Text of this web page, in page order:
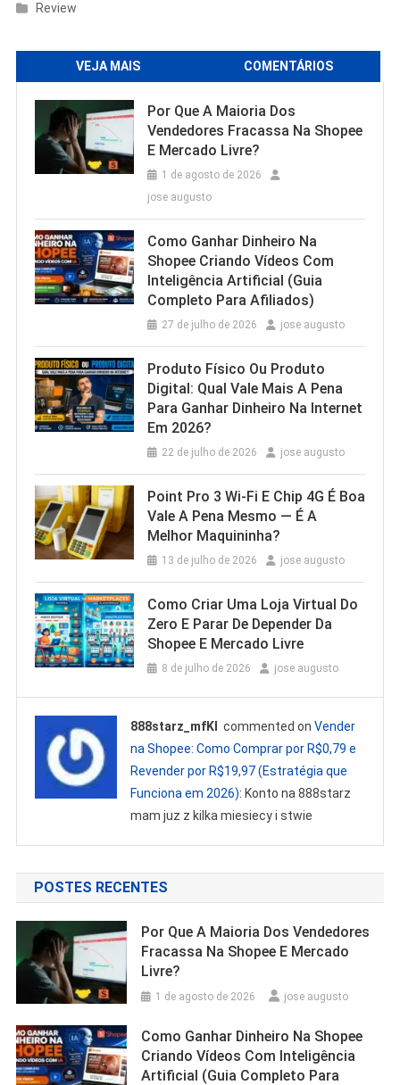
Review
VEJA MAIS COMENTÁRIOS
Por Que A Maioria Dos
Vendedores Fracassa Na Shopee
E Mercado Livre?
1 de agosto de 2026
jose augusto
Como Ganhar Dinheiro Na
Shopee Criando Vídeos Com
Inteligência Artificial (Guia
Completo Para Afiliados)
27 de julho de 2026 jose augusto
Produto Físico Ou Produto
Digital: Qual Vale Mais A Pena
Para Ganhar Dinheiro Na Internet
Em 2026?
22 de julho de 2026 jose augusto
Point Pro 3 Wi‑Fi E Chip 4G É Boa
Vale A Pena Mesmo — É A
Melhor Maquininha?
13 de julho de 2026 jose augusto
Como Criar Uma Loja Virtual Do
Zero E Parar De Depender Da
Shopee E Mercado Livre
8 de julho de 2026 jose augusto
888starz_mfKl commented onVender
na Shopee: Como Comprar por R$0,79 e
Revender por R$19,97 (Estratégia que
Funciona em 2026): Konto na 888starz
mam juz z kilka miesiecy i stwie
POSTES RECENTES
Por Que A Maioria Dos Vendedores
Fracassa Na Shopee E Mercado
Livre?
1 de agosto de 2026 jose augusto
Como Ganhar Dinheiro Na Shopee
Criando Vídeos Com Inteligência
Artificial (Guia Completo Para